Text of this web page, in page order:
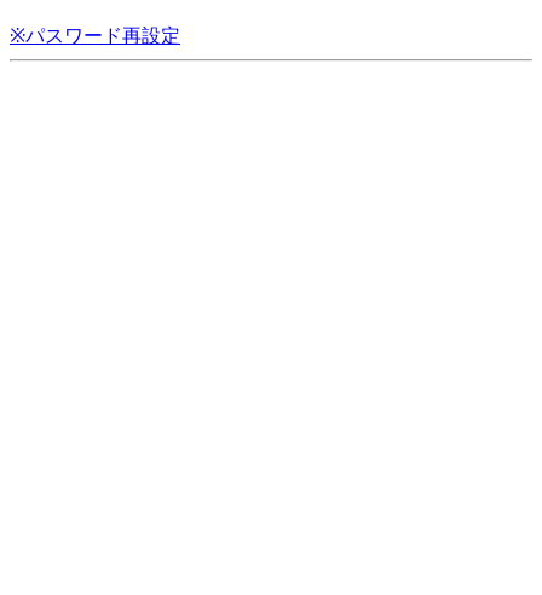
※パスワード再設定